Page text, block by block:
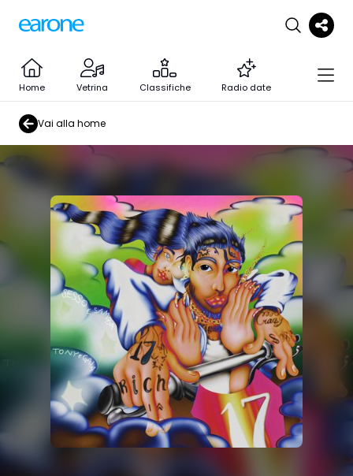
Home Vetrina Classifiche Radio date
Vai alla home